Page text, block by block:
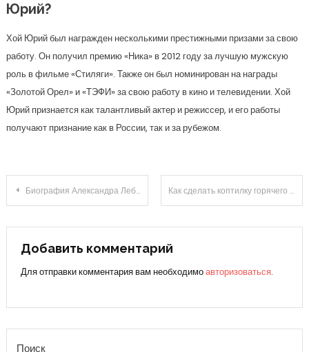
Юрий?
Хой Юрий был награжден несколькими престижными призами за свою
работу. Он получил премию «Ника» в 2012 году за лучшую мужскую
роль в фильме «Стиляги». Также он был номинирован на награды
«Золотой Орел» и «ТЭФИ» за свою работу в кино и телевидении. Хой
Юрий признается как талантливый актер и режиссер, и его работы
получают признание как в России, так и за рубежом.
Навигация
по
записям
Биография Александра Лебедя — известного политика и героя России — от военной службы до лидерства в политике Как сделать коптилку горячего копчения
Добавить комментарий
Для отправки комментария вам необходимоавторизоваться.
Поиск